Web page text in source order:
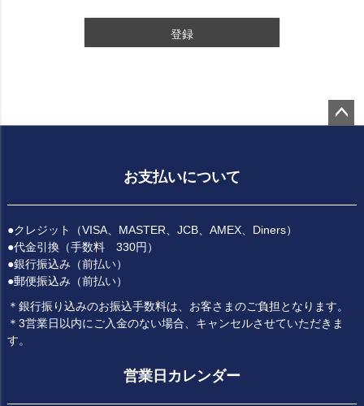
登録
お支払いについて
●クレジット（VISA、MASTER、JCB、AMEX、Diners）
●代金引換（手数料 330円）
●銀行振込み（前払い）
●郵便振込み（前払い）
＊銀行振り込みのお振込手数料は、お客さまのご負担となります。
＊3営業日以内にご入金のない場合、キャンセルさせていただきま
す。
営業日カレンダー